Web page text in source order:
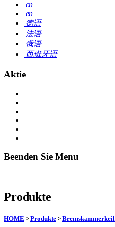
cn
en
德语
法语
俄语
西班牙语
Aktie
Beenden Sie Menu
Produkte
HOME > Produkte > Bremskammerkeil